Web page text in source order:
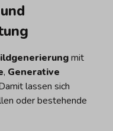
mit
, Generative
lassen sich
oder bestehende